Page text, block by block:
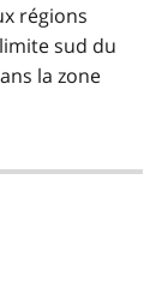
régions
sud du
la zone